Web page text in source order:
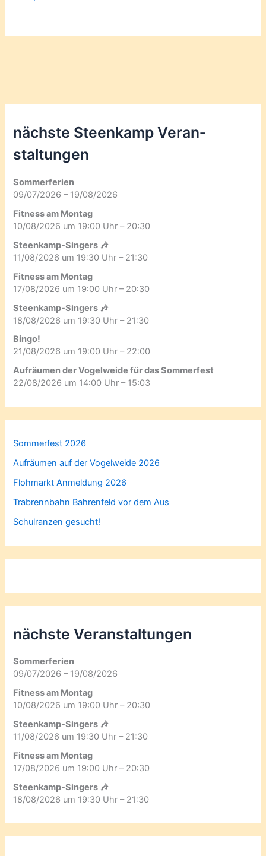
nächste Steenkamp Veran­
staltungen
Sommerferien
09/07/2026 – 19/08/2026
Fitness am Montag
10/08/2026 um 19:00 Uhr – 20:30
Steenkamp-Singers 🎶
11/08/2026 um 19:30 Uhr – 21:30
Fitness am Montag
17/08/2026 um 19:00 Uhr – 20:30
Steenkamp-Singers 🎶
18/08/2026 um 19:30 Uhr – 21:30
Bingo!
21/08/2026 um 19:00 Uhr – 22:00
Aufräumen der Vogelweide für das Sommerfest
22/08/2026 um 14:00 Uhr – 15:03
Sommerfest 2026
Aufräumen auf der Vogelweide 2026
Flohmarkt Anmeldung 2026
Trabrennbahn Bahrenfeld vor dem Aus
Schulranzen gesucht!
nächste Veranstaltungen
Sommerferien
09/07/2026 – 19/08/2026
Fitness am Montag
10/08/2026 um 19:00 Uhr – 20:30
Steenkamp-Singers 🎶
11/08/2026 um 19:30 Uhr – 21:30
Fitness am Montag
17/08/2026 um 19:00 Uhr – 20:30
Steenkamp-Singers 🎶
18/08/2026 um 19:30 Uhr – 21:30